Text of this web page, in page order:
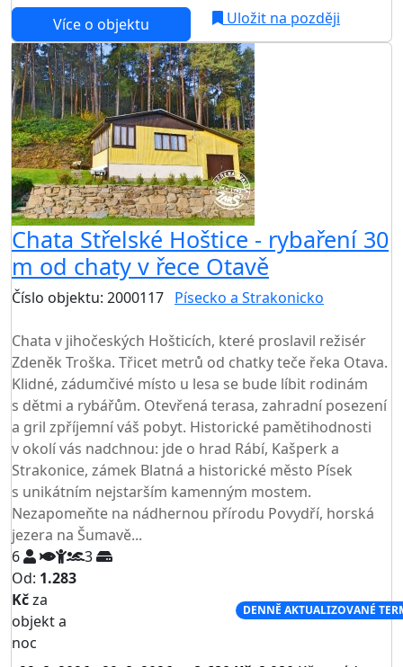
Více o objektu
Uložit na později
Chata Střelské Hoštice - rybaření 30
m od chaty v řece Otavě
Číslo objektu: 2000117 Písecko a Strakonicko
Chata v jihočeských Hošticích, které proslavil režisér
Zdeněk Troška. Třicet metrů od chatky teče řeka Otava.
Klidné, zádumčivé místo u lesa se bude líbit rodinám
s dětmi a rybářům. Otevřená terasa, zahradní posezení
a gril zpříjemní váš pobyt. Historické pamětihodnosti
v okolí vás nadchnou: jde o hrad Rábí, Kašperk a
Strakonice, zámek Blatná a historické město Písek
s unikátním nejstarším kamenným mostem.
Nezapomeňte na nádhernou přírodu Povydří, horská
jezera na Šumavě...
6
3
Od: 1.283
Kčza
objekt a
noc
DENNĚ AKTUALIZOVANÉ